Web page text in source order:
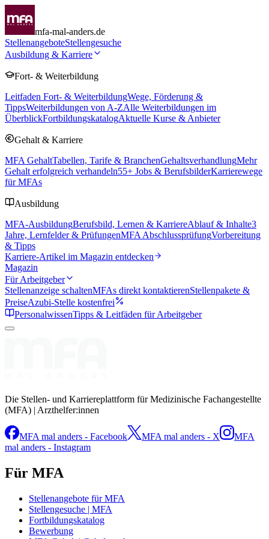
mfa-mal-anders.de
StellenangeboteStellengesuche
Ausbildung & Karriere
Fort- & Weiterbildung
Leitfaden Fort- & WeiterbildungWege, Förderung &
TippsWeiterbildungen von A-ZAlle Weiterbildungen im
ÜberblickFortbildungskatalogAktuelle Kurse & Anbieter
Gehalt & Karriere
MFA GehaltTabellen, Tarife & BranchenGehaltsverhandlungMehr
Gehalt erfolgreich verhandeln55+ Jobs & BerufsbilderKarrierewege
für MFAs
Ausbildung
MFA-AusbildungBerufsbild, Lernen & KarriereAblauf & Inhalte3
Jahre, Lernfelder & PrüfungenMFA AbschlussprüfungVorbereitung
& Tipps
Karriere-Artikel im Magazin entdecken
Magazin
Für Arbeitgeber
Stellenanzeige schaltenMFAs direkt kontaktierenStellenpakete &
PreiseAzubi-Stelle kostenfrei
PersonalwissenTipps & Leitfäden für Arbeitgeber
Die Stellen- und Karriereplattform für Medizinische Fachangestellte
(MFA) | Arzthelfer:innen
MFA mal anders - Facebook MFA mal anders - X
MFA
mal anders - Instagram
Für MFA
Stellenangebote für MFA
Stellengesuche | MFA
Fortbildungskatalog
Bewerbung